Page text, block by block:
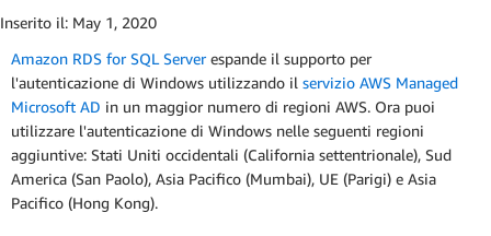
Inserito il: May 1, 2020
Amazon RDS for SQL Serverespande il supporto per
l'autenticazione di Windows utilizzando il servizio AWS Managed
Microsoft AD in un maggior numero di regioni AWS. Ora puoi
utilizzare l'autenticazione di Windows nelle seguenti regioni
aggiuntive: Stati Uniti occidentali (California settentrionale), Sud
America (San Paolo), Asia Pacifico (Mumbai), UE (Parigi) e Asia
Pacifico (Hong Kong).